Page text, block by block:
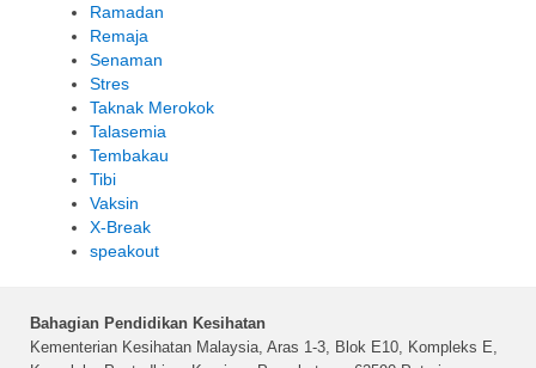
Ramadan
Remaja
Senaman
Stres
Taknak Merokok
Talasemia
Tembakau
Tibi
Vaksin
X-Break
speakout
Bahagian Pendidikan Kesihatan
Kementerian Kesihatan Malaysia, Aras 1-3, Blok E10, Kompleks E,